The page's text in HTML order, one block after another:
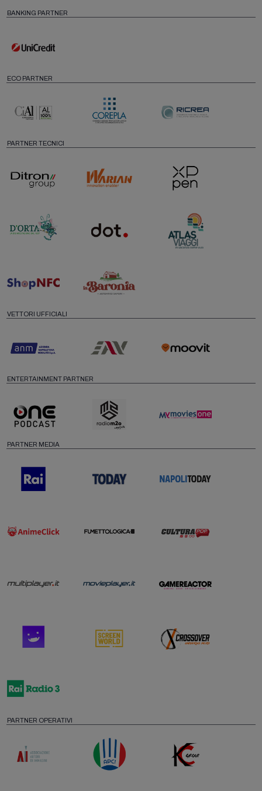
BANKING PARTNER
ECO PARTNER
PARTNER TECNICI
VETTORI UFFICIALI
ENTERTAINMENT PARTNER
PARTNER MEDIA
PARTNER OPERATIVI